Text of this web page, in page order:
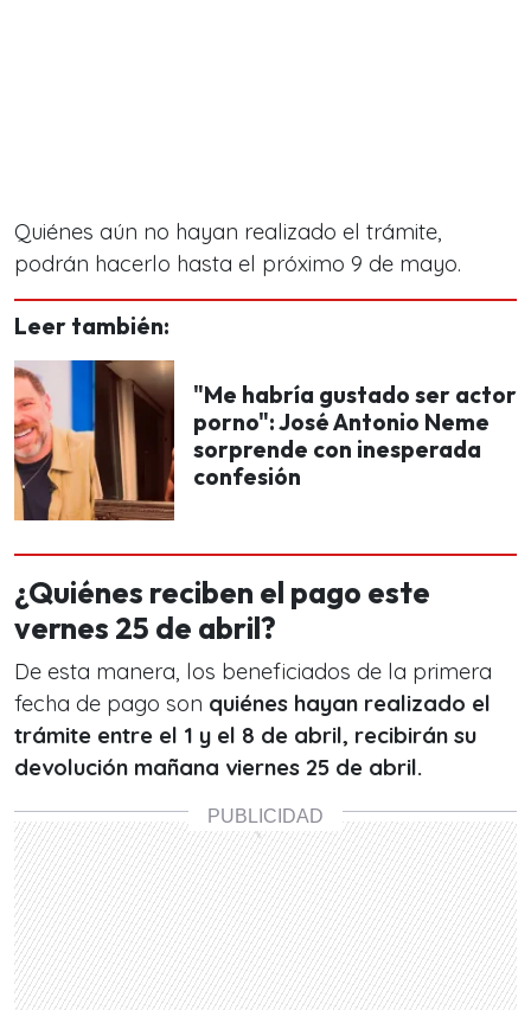
Quiénes aún no hayan realizado el trámite,
podrán hacerlo hasta el próximo 9 de mayo.
Leer también:
"Me habría gustado ser actor
porno": José Antonio Neme
sorprende con inesperada
confesión
¿Quiénes reciben el pago este
vernes 25 de abril?
De esta manera, los beneficiados de la primera
fecha de pago son quiénes hayan realizado el
trámite entre el 1 y el 8 de abril, recibirán su
devolución mañana viernes 25 de abril.